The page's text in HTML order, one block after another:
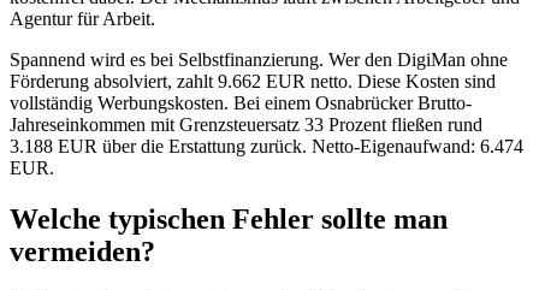
Agentur für Arbeit.
Spannend wird es bei Selbstfinanzierung. Wer den DigiMan ohne
Förderung absolviert, zahlt 9.662 EUR netto. Diese Kosten sind
vollständig Werbungskosten. Bei einem Osnabrücker Brutto-
Jahreseinkommen mit Grenzsteuersatz 33 Prozent fließen rund
3.188 EUR über die Erstattung zurück. Netto-Eigenaufwand: 6.474
EUR.
Welche typischen Fehler sollte man
vermeiden?